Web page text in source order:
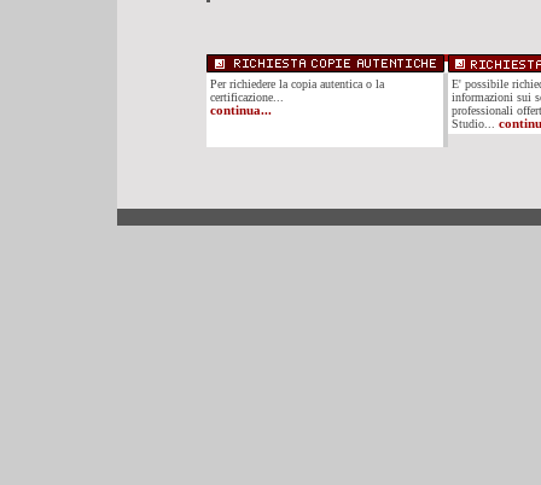
Per richiedere la copia autentica o la
certificazione...
continua...
E' possibile
informazioni sui
professionali
Studio...